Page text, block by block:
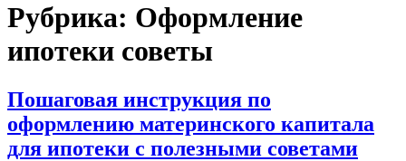
Рубрика: Оформление
ипотеки советы
Пошаговая инструкция по
оформлению материнского капитала
для ипотеки с полезными советами